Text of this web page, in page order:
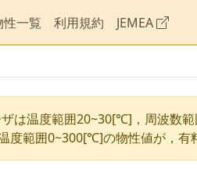
性一覧 利用規約 JEMEA
は温度範囲20~30[℃]，周波数
度範囲0~300[℃]の物性値が，